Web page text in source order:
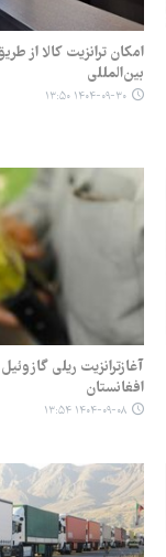
امکان ترانزیت کالا از
بین‌المللی
۱۴۰۴-۰۹-۳۰ ۱۳:۵۰
آغازترانزیت ریلی
افغانستان
۱۴۰۴-۰۹-۰۸ ۱۳:۵۴